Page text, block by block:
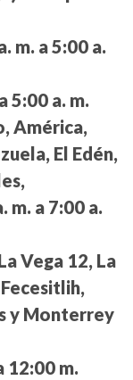
m. a 5:00 a.
5:00 a. m.
América,
El Edén,
m. a 7:00 a.
Vega 12, La
y Monterrey
12:00 m.